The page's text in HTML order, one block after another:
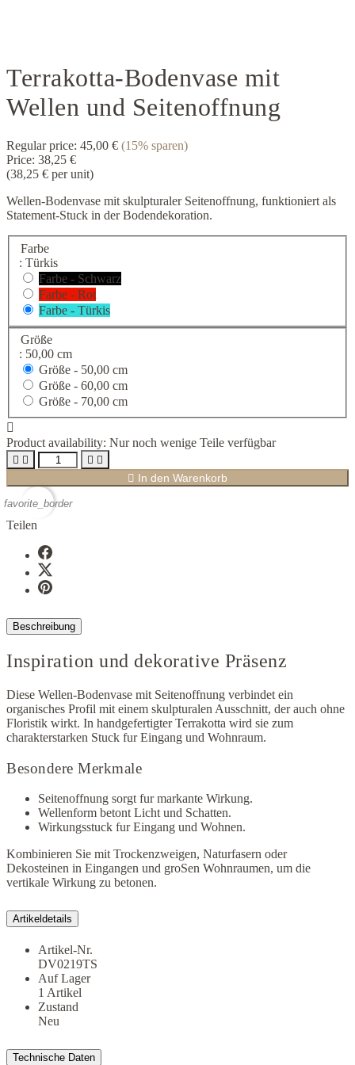
Terrakotta-Bodenvase mit
Wellen und Seitenoffnung
Regular price: 45,00 € (15% sparen)
Price: 38,25 €
(38,25 € per unit)
Wellen-Bodenvase mit skulpturaler Seitenoffnung, funktioniert als
Statement-Stuck in der Bodendekoration.
Farbe
: Türkis
Farbe - Schwarz
Farbe - Rot
Farbe - Türkis
Größe
: 50,00 cm
Größe - 50,00 cm
Größe - 60,00 cm
Größe - 70,00 cm

Product availability: Nur noch wenige Teile verfügbar
   
 In den Warenkorb
favorite_border
Teilen
Beschreibung
Inspiration und dekorative Präsenz
Diese Wellen-Bodenvase mit Seitenoffnung verbindet ein
organisches Profil mit einem skulpturalen Ausschnitt, der auch ohne
Floristik wirkt. In handgefertigter Terrakotta wird sie zum
charakterstarken Stuck fur Eingang und Wohnraum.
Besondere Merkmale
Seitenoffnung sorgt fur markante Wirkung.
Wellenform betont Licht und Schatten.
Wirkungsstuck fur Eingang und Wohnen.
Kombinieren Sie mit Trockenzweigen, Naturfasern oder
Dekosteinen in Eingangen und groSen Wohnraumen, um die
vertikale Wirkung zu betonen.
Artikeldetails
Artikel-Nr.
DV0219TS
Auf Lager
1 Artikel
Zustand
Neu
Technische Daten